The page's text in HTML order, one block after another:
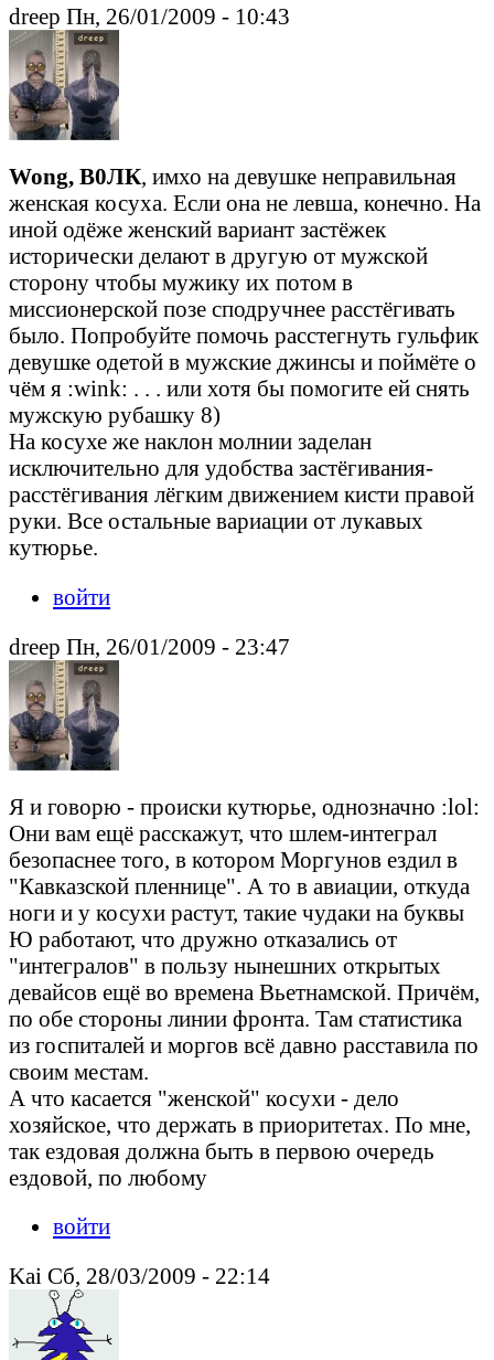
drееp Пн, 26/01/2009 - 10:43
Wong, В0ЛК, имхо на девушке неправильная
женская косуха. Если она не левша, конечно. На
иной одёже женский вариант застёжек
исторически делают в другую от мужской
сторону чтобы мужику их потом в
миссионерской позе сподручнее расстёгивать
было. Попробуйте помочь расстегнуть гульфик
девушке одетой в мужские джинсы и поймёте о
чём я :wink: . . . или хотя бы помогите ей снять
мужскую рубашку 8)
На косухе же наклон молнии заделан
исключительно для удобства застёгивания-
расстёгивания лёгким движением кисти правой
руки. Все остальные вариации от лукавых
кутюрье.
войти
drееp Пн, 26/01/2009 - 23:47
Я и говорю - происки кутюрье, однозначно :lol:
Они вам ещё расскажут, что шлем-интеграл
безопаснее того, в котором Моргунов ездил в
"Кавказской пленнице". А то в авиации, откуда
ноги и у косухи растут, такие чудаки на буквы
Ю работают, что дружно отказались от
"интегралов" в пользу нынешних открытых
девайсов ещё во времена Вьетнамской. Причём,
по обе стороны линии фронта. Там статистика
из госпиталей и моргов всё давно расставила по
своим местам.
А что касается "женской" косухи - дело
хозяйское, что держать в приоритетах. По мне,
так ездовая должна быть в первою очередь
ездовой, по любому
войти
Kai Сб, 28/03/2009 - 22:14